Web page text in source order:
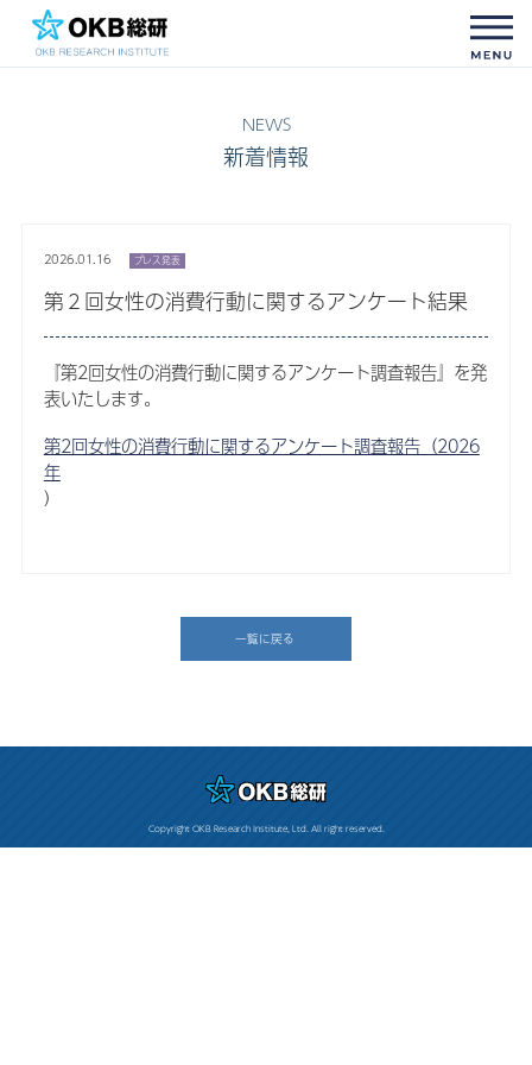
新着情報
2026.01.16 プレス発表
第２回女性の消費行動に関するアンケート結果
『第2回女性の消費行動に関するアンケート調査報告』を発
表いたします。
第2回女性の消費行動に関するアンケート調査報告（2026
年
）
一覧に戻る
Copyright OKB Research Institute, Ltd. All right reserved.